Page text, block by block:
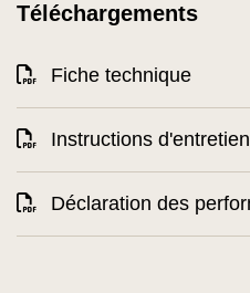
Téléchargements
Fiche technique
Instructions
Déclaration des